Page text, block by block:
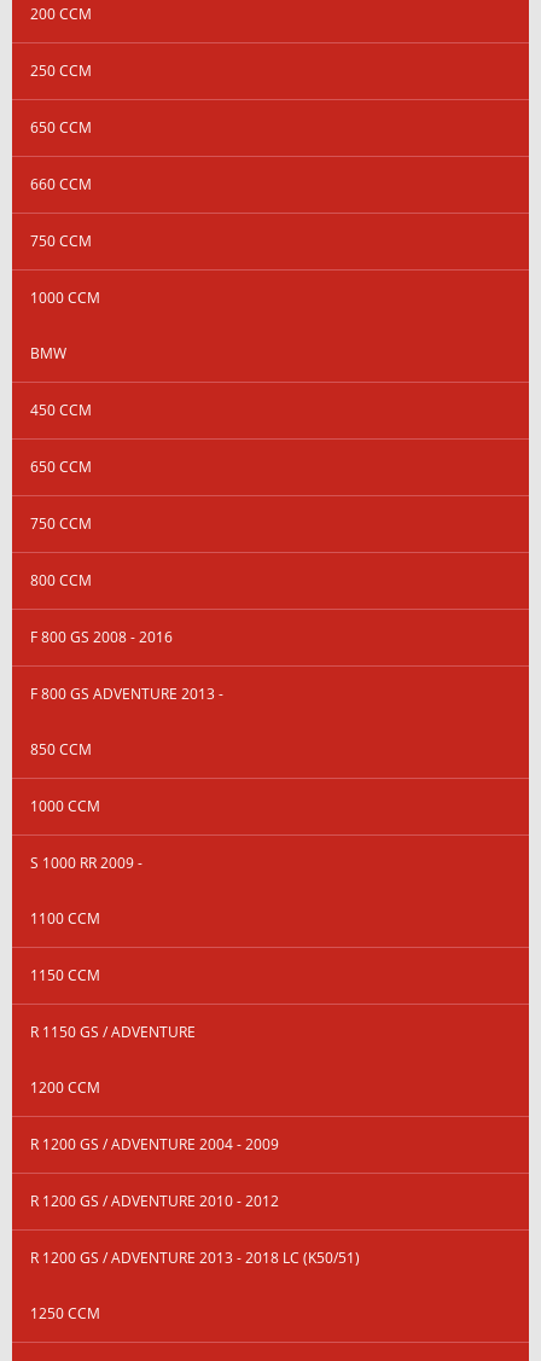
200 CCM
250 CCM
650 CCM
660 CCM
750 CCM
1000 CCM
BMW
450 CCM
650 CCM
750 CCM
800 CCM
F 800 GS 2008 - 2016
F 800 GS ADVENTURE 2013 -
850 CCM
1000 CCM
S 1000 RR 2009 -
1100 CCM
1150 CCM
R 1150 GS / ADVENTURE
1200 CCM
R 1200 GS / ADVENTURE 2004 - 2009
R 1200 GS / ADVENTURE 2010 - 2012
R 1200 GS / ADVENTURE 2013 - 2018 LC (K50/51)
1250 CCM